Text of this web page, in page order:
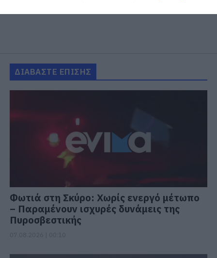
ΔΙΑΒΑΣΤΕ ΕΠΙΣΗΣ
Φωτιά στη Σκύρο: Χωρίς ενεργό μέτωπο
– Παραμένουν ισχυρές δυνάμεις της
Πυροσβεστικής